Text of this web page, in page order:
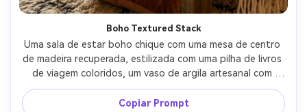
Boho Textured Stack
Uma sala de estar boho chique com uma mesa de centro
de madeira recuperada, estilizada com uma pilha de livros
de viagem coloridos, um vaso de argila artesanal com
grama pampas, conjunto de montanha-russa de contas e
um corredor tecido, luz quente de hora dourada, texturas
Copiar Prompt